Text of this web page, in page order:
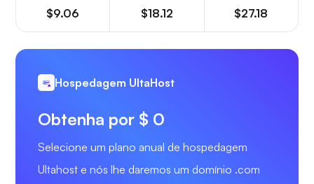
$9.06 $18.12 $27.18
Hospedagem UltaHost
Obtenha por $ 0
Selecione um plano anual de hospedagem
Ultahost e nós lhe daremos um domínio .com